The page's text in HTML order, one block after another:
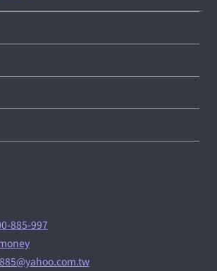
885-997